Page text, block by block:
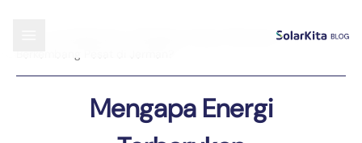
Mengapa Energi Terbarukan
Mengapa Energi